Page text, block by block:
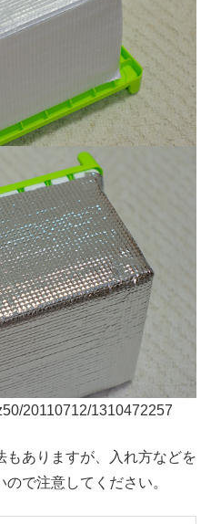
20110712/1310472257
ありますが、入れ方などを
で注意してください。